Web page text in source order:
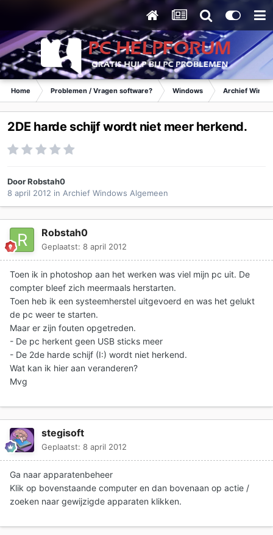
Home Problemen / Vragen software? Windows Archief
2DE harde schijf wordt niet meer herkend.
DoorRobstah0
8 april 2012 in Archief Windows Algemeen
Robstah0
Geplaatst: 8 april 2012
Toen ik in photoshop aan het werken was viel mijn pc uit. De
compter bleef zich meermaals herstarten.
Toen heb ik een systeemherstel uitgevoerd en was het gelukt
de pc weer te starten.
Maar er zijn fouten opgetreden.
- De pc herkent geen USB sticks meer
- De 2de harde schijf (I:) wordt niet herkend.
Wat kan ik hier aan veranderen?
Mvg
stegisoft
Geplaatst: 8 april 2012
Ga naar apparatenbeheer
Klik op bovenstaande computer en dan bovenaan op actie /
zoeken naar gewijzigde apparaten klikken.